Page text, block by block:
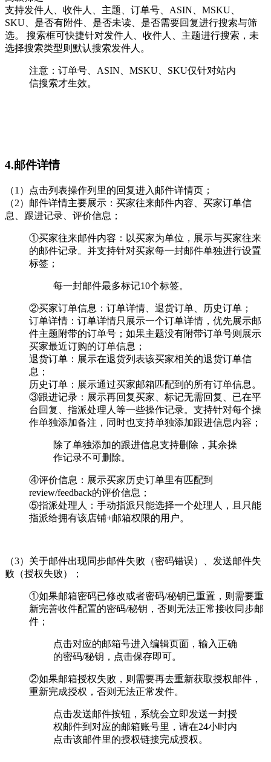
支持发件人、收件人、主题、订单号、ASIN、MSKU、
SKU、是否有附件、是否未读、是否需要回复进行搜索与筛
选。 搜索框可快捷针对发件人、收件人、主题进行搜索，未
选择搜索类型则默认搜索发件人。
注意：订单号、ASIN、MSKU、SKU仅针对站内
信搜索才生效。
4.邮件详情
（1）点击列表操作列里的回复进入邮件详情页；
（2）邮件详情主要展示：买家往来邮件内容、买家订单信
息、跟进记录、评价信息；
①买家往来邮件内容：以买家为单位，展示与买家往来
的邮件记录。并支持针对买家每一封邮件单独进行设置
标签；
每一封邮件最多标记10个标签。
②买家订单信息：订单详情、退货订单、历史订单；
订单详情：订单详情只展示一个订单详情，优先展示邮
件主题附带的订单号；如果主题没有附带订单号则展示
买家最近订购的订单信息；
退货订单：展示在退货列表该买家相关的退货订单信
息；
历史订单：展示通过买家邮箱匹配到的所有订单信息。
③跟进记录：展示再回复买家、标记无需回复、已在平
台回复、指派处理人等一些操作记录。支持针对每个操
作单独添加备注，同时也支持单独添加跟进信息内容；
除了单独添加的跟进信息支持删除，其余操
作记录不可删除。
④评价信息：展示买家历史订单里有匹配到
review/feedback的评价信息；
⑤指派处理人：手动指派只能选择一个处理人，且只能
指派给拥有该店铺+邮箱权限的用户。
（3）关于邮件出现同步邮件失败（密码错误）、发送邮件失
败（授权失败）；
①如果邮箱密码已修改或者密码/秘钥已重置，则需要重
新完善收件配置的密码/秘钥，否则无法正常接收同步邮
件；
点击对应的邮箱号进入编辑页面，输入正确
的密码/秘钥，点击保存即可。
②如果邮箱授权失败，则需要再去重新获取授权邮件，
重新完成授权，否则无法正常发件。
点击发送邮件按钮，系统会立即发送一封授
权邮件到对应的邮箱账号里，请在24小时内
点击该邮件里的授权链接完成授权。